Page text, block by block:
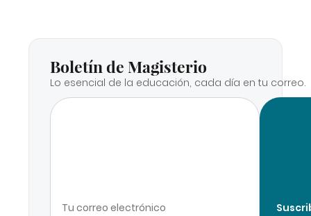
Boletín de Magisterio
Lo esencial de la educación, cada día en tu correo.